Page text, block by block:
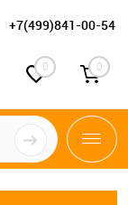
+7(499)841-00-54
0 0